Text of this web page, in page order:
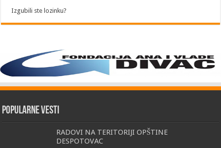
Izgubili ste lozinku?
Popularne vesti
RADOVI NA TERITORIJI OPŠTINE
DESPOTOVAC